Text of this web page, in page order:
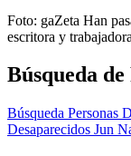
Foto: gaZeta Han pasado 4 años de la muerte de la actriz, periodista,
escritora y
Búsqueda
Búsqueda Personas
Desaparecidos Jun